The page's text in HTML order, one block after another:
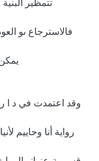
فالاسترجاع ىو
وقد اعتمدت في د ا
رواية أنا وحاييم